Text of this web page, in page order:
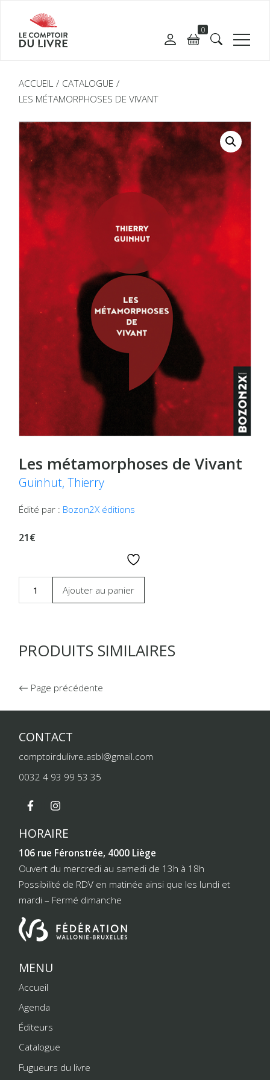
0
ACCUEIL
CATALOGUE
LES MÉTAMORPHOSES DE VIVANT
Les métamorphoses de Vivant
Guinhut, Thierry
Édité par : Bozon2X éditions
21€
Ajouter au panier
PRODUITS SIMILAIRES
Page précédente
CONTACT
comptoirdulivre.asbl@gmail.com
0032 4 93 99 53 35
HORAIRE
106 rue Féronstrée, 4000 Liège
Ouvert du mercredi au samedi de 13h à 18h
Possibilité de RDV en matinée ainsi que les lundi et
mardi – Fermé dimanche
MENU
Accueil
Agenda
Éditeurs
Catalogue
Fugueurs du livre